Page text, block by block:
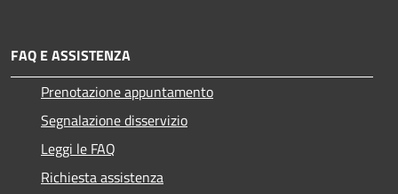
FAQ E ASSISTENZA
Prenotazione appuntamento
Segnalazione disservizio
Leggi le FAQ
Richiesta assistenza